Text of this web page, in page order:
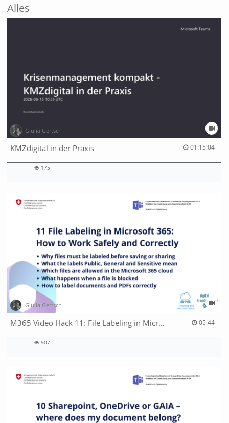
Alles
Giulia Gertsch
KMZdigital in der Praxis 01:15:04
01:15:04 duration
175
Giulia Gertsch
M365 Video Hack 11: File Labeling in Microsoft 365: How to Work Safely and Correctly 05:44
05:44 duration
907